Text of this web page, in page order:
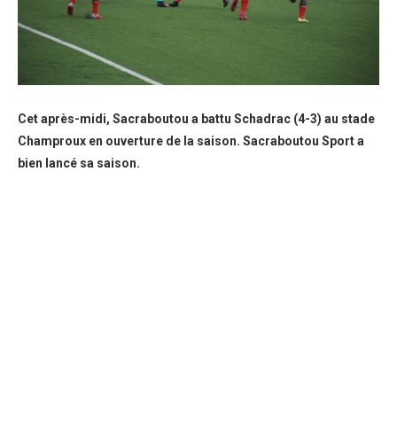
Cet après-midi, Sacraboutou a battu Schadrac (4-3) au stade
Champroux en ouverture de la saison. Sacraboutou Sport a
bien lancé sa saison.